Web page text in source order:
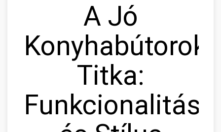
A Jó
Konyhabútorok
Titka:
Funkcionalitás